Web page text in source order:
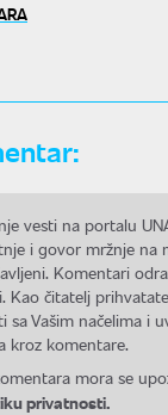
vesti na portalu
i govor mržnje
Komentari
Kao čitatelj
Vašim načelima i
kroz komentare.
mora se
privatnosti.